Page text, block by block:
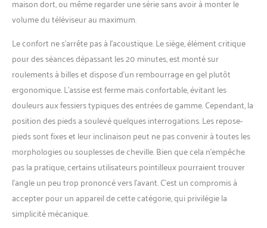
fiable et qualité contrôlée
maison dort, ou même regarder une série sans avoir à monter le
volume du téléviseur au maximum.
Le confort ne s’arrête pas à l’acoustique. Le siège, élément critique
pour des séances dépassant les 20 minutes, est monté sur
roulements à billes et dispose d’un rembourrage en gel plutôt
ergonomique. L’assise est ferme mais confortable, évitant les
douleurs aux fessiers typiques des entrées de gamme. Cependant, la
position des pieds a soulevé quelques interrogations. Les repose-
pieds sont fixes et leur inclinaison peut ne pas convenir à toutes les
morphologies ou souplesses de cheville. Bien que cela n’empêche
pas la pratique, certains utilisateurs pointilleux pourraient trouver
l’angle un peu trop prononcé vers l’avant. C’est un compromis à
accepter pour un appareil de cette catégorie, qui privilégie la
simplicité mécanique.